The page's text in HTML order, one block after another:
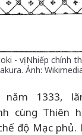
- vị Nhiếp chính
Ảnh:
năm 1333,
cùng Thiên
độ Mạc phủ.